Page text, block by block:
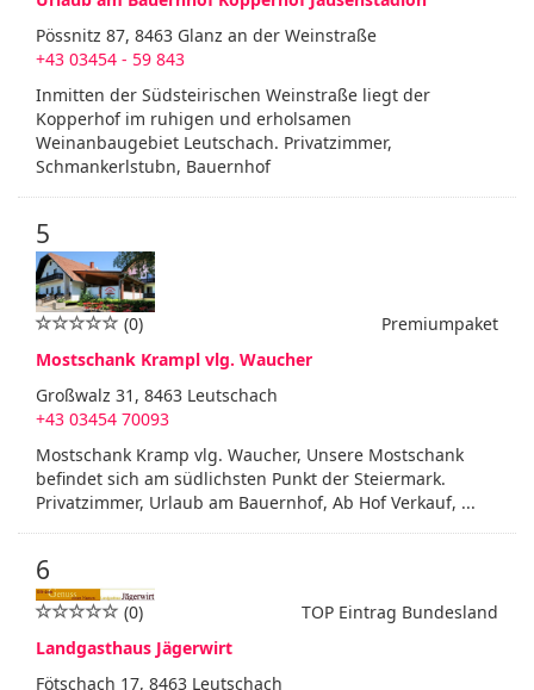
Pössnitz 87, 8463 Glanz an der Weinstraße
+43 03454 - 59 843
Inmitten der Südsteirischen Weinstraße liegt der
Kopperhof im ruhigen und erholsamen
Weinanbaugebiet Leutschach. Privatzimmer,
Schmankerlstubn, Bauernhof
5
Premiumpaket
(0)
Mostschank Krampl vlg. Waucher
Großwalz 31, 8463 Leutschach
+43 03454 70093
Mostschank Kramp vlg. Waucher, Unsere Mostschank
befindet sich am südlichsten Punkt der Steiermark.
Privatzimmer, Urlaub am Bauernhof, Ab Hof Verkauf, ...
6
TOP Eintrag Bundesland
(0)
Landgasthaus Jägerwirt
Fötschach 17, 8463 Leutschach